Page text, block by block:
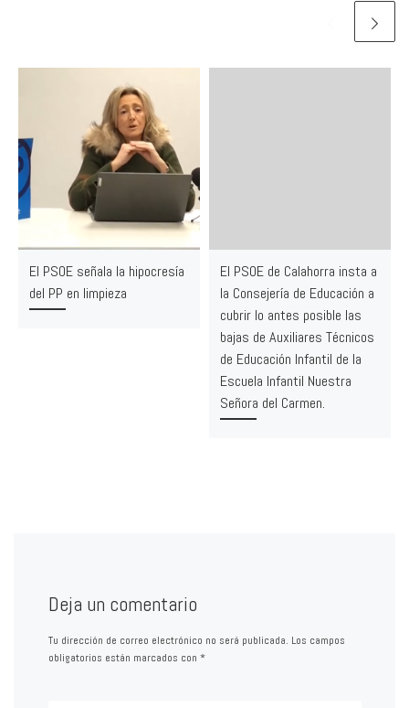
El PSOE señala la hipocresía
del PP en limpieza
El PSOE de Calahorra insta a
la Consejería de Educación a
cubrir lo antes posible las
bajas de Auxiliares Técnicos
de Educación Infantil de la
Escuela Infantil Nuestra
Señora del Carmen.
Deja un comentario
Tu dirección de correo electrónico no será publicada. Los campos
obligatorios están marcados con *